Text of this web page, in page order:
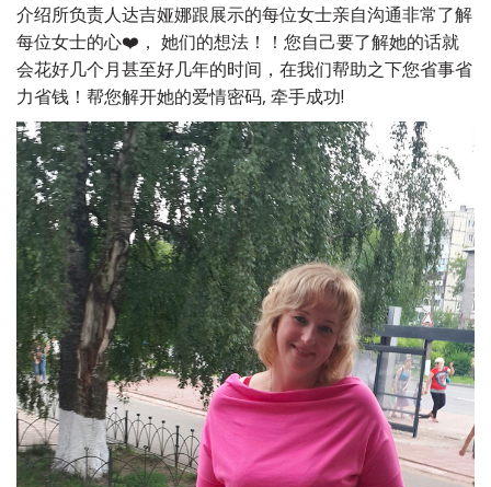
介绍所负责人达吉娅娜跟展示的每位女士亲自沟通非常了解
每位女士的心❤️， 她们的想法！！您自己要了解她的话就
会花好几个月甚至好几年的时间，在我们帮助之下您省事省
力省钱！帮您解开她的爱情密码, 牵手成功!